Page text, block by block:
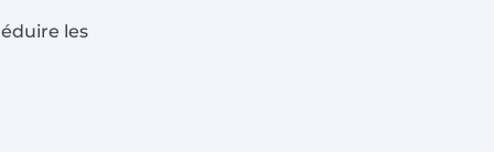
les